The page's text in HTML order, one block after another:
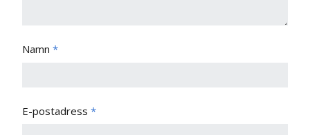
Namn *
E-postadress *